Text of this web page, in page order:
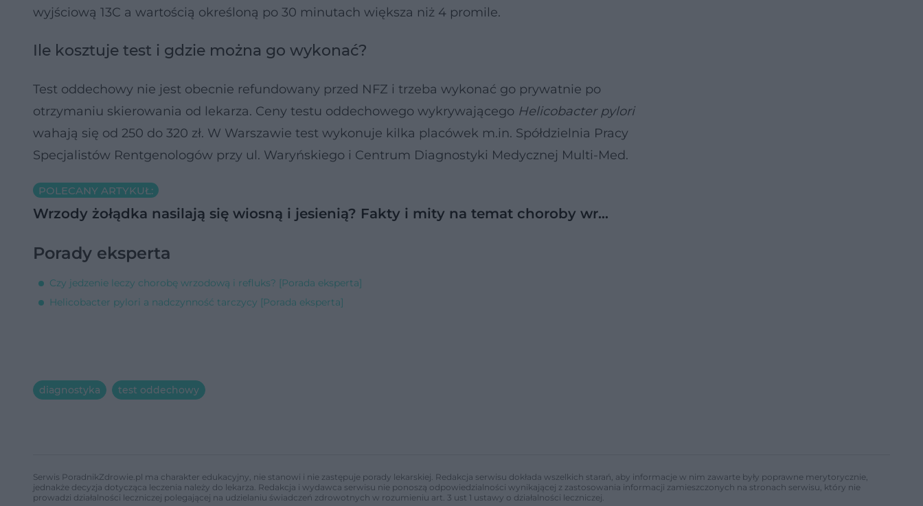
wyjściową 13C a wartością określoną po 30 minutach większa niż 4 promile.
Ile kosztuje test i gdzie można go wykonać?
Test oddechowy nie jest obecnie refundowany przed NFZ i trzeba wykonać go prywatnie po
otrzymaniu skierowania od lekarza. Ceny testu oddechowego wykrywającego Helicobacter pylori
wahają się od 250 do 320 zł. W Warszawie test wykonuje kilka placówek m.in. Spółdzielnia Pracy
Specjalistów Rentgenologów przy ul. Waryńskiego i Centrum Diagnostyki Medycznej Multi-Med.
POLECANY ARTYKUŁ:
Wrzody żołądka nasilają się wiosną i jesienią? Fakty i mity na temat choroby wr…
Porady eksperta
Czy jedzenie leczy chorobę wrzodową i refluks? [Porada eksperta]
Helicobacter pylori a nadczynność tarczycy [Porada eksperta]
diagnostyka test oddechowy
Serwis PoradnikZdrowie.pl ma charakter edukacyjny, nie stanowi i nie zastępuje porady lekarskiej. Redakcja serwisu dokłada wszelkich starań, aby informacje w nim zawarte były poprawne merytorycznie,
jednakże decyzja dotycząca leczenia należy do lekarza. Redakcja i wydawca serwisu nie ponoszą odpowiedzialności wynikającej z zastosowania informacji zamieszczonych na stronach serwisu, który nie
prowadzi działalności leczniczej polegającej na udzielaniu świadczeń zdrowotnych w rozumieniu art. 3 ust 1 ustawy o działalności leczniczej.